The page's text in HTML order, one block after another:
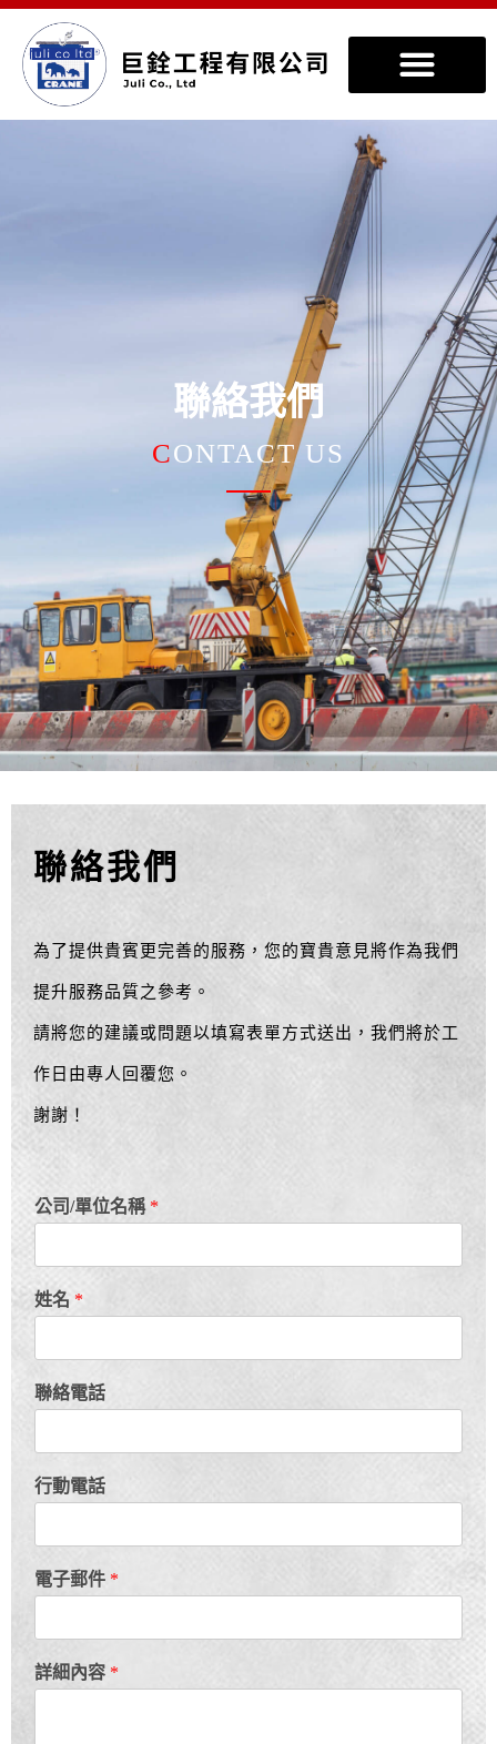
聯絡我們
> 聯絡我們
聯絡我們
CONTACT US
聯絡我們
為了提供貴賓更完善的服務，您的寶貴意見將作為我們
提升服務品質之參考。
請將您的建議或問題以填寫表單方式送出，我們將於工
作日由專人回覆您。
謝謝！
公司/單位名稱 *
姓名 *
聯絡電話
行動電話
*
行
電
*
電子郵件 *
詳細內容 *